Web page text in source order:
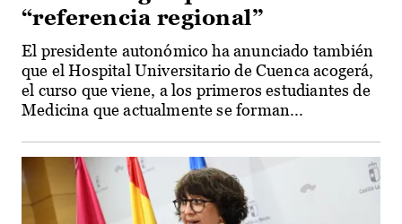
“referencia regional”
El presidente autonómico ha anunciado también
que el Hospital Universitario de Cuenca acogerá,
el curso que viene, a los primeros estudiantes de
Medicina que actualmente se forman...